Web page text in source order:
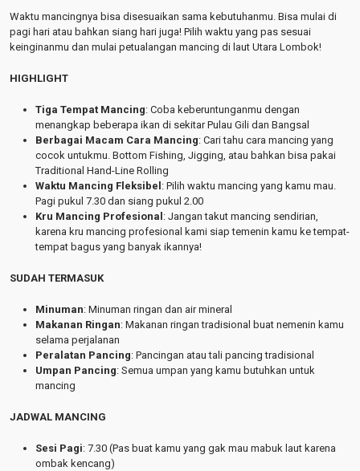
Waktu mancingnya bisa disesuaikan sama kebutuhanmu. Bisa mulai di
pagi hari atau bahkan siang hari juga! Pilih waktu yang pas sesuai
keinginanmu dan mulai petualangan mancing di laut Utara Lombok!
HIGHLIGHT
Tiga Tempat Mancing: Coba keberuntunganmu dengan
menangkap beberapa ikan di sekitar Pulau Gili dan Bangsal
Berbagai Macam Cara Mancing: Cari tahu cara mancing yang
cocok untukmu. Bottom Fishing, Jigging, atau bahkan bisa pakai
Traditional Hand-Line Rolling
Waktu Mancing Fleksibel : Pilih waktu mancing yang kamu mau.
Pagi pukul 7.30 dan siang pukul 2.00
Kru Mancing Profesional : Jangan takut mancing sendirian,
karena kru mancing profesional kami siap temenin kamu ke tempat-
tempat bagus yang banyak ikannya!
SUDAH TERMASUK
Minuman: Minuman ringan dan air mineral
Makanan Ringan: Makanan ringan tradisional buat nemenin kamu
selama perjalanan
Peralatan Pancing: Pancingan atau tali pancing tradisional
Umpan Pancing: Semua umpan yang kamu butuhkan untuk
mancing
JADWAL MANCING
Sesi Pagi: 7.30 (Pas buat kamu yang gak mau mabuk laut karena
ombak kencang)